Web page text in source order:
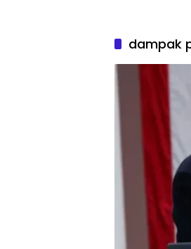
dampak